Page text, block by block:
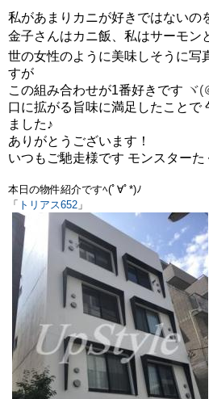
私があまりカニが好きではないの
金子さんはカニ飯、私はサーモ
世の女性のように美味しそうに写
すが
この組み合わせが1番好きです ヾ(
口に拡がる旨味に満足したことで
ました♪
ありがとうございます！
いつもご馳走様です モンスターた
本日の物件紹介ですﾍ(ﾟ∀ﾟ*)ﾉ
「 トリアス652 」